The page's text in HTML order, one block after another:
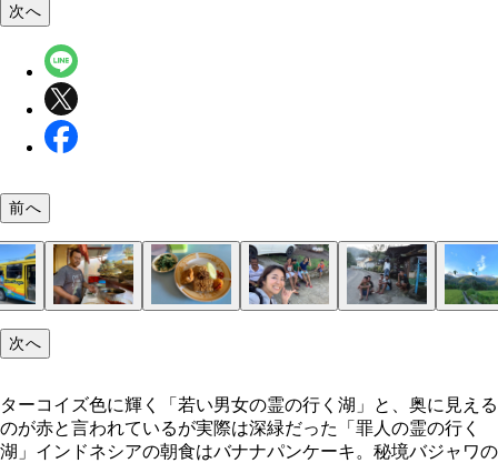
ス付きは豪華。うれしい！
ても良い感じ？（笑）
の）とタフ（豆腐）と揚げたゆで玉子。結局茶色い
（笑）
イなのがかわいい
いっているので私の中ではラーメン的認識
目の前にはルイーザの背中の白いロゴが浮き上が
に向かっているかのよう
実際は黒っぽく、周辺には野生の猿がいた
さんでした
次へ
前へ
次へ
ターコイズ色に輝く「若い男女の霊の行く湖」と、奥に見える
のが赤と言われているが実際は深緑だった「罪人の霊の行く
湖」インドネシアの朝食はバナナパンケーキ。秘境バジャワの